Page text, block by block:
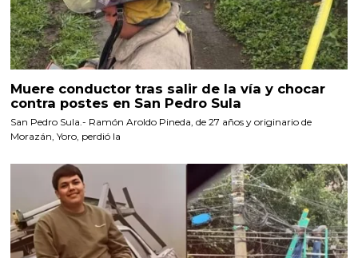
Muere conductor tras salir de la vía y chocar
contra postes en San Pedro Sula
San Pedro Sula.- Ramón Aroldo Pineda, de 27 años y originario de
Morazán, Yoro, perdió la